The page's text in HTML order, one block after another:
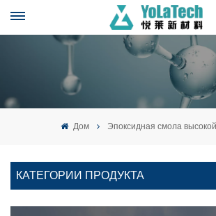
Дом Эпоксидная смола
КАТЕГОРИИ ПРОДУКТА